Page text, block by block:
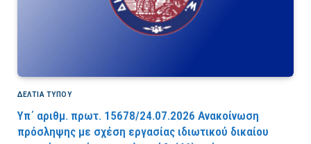
ΔΕΛΤΙΑ ΤΥΠΟΥ
Υπ΄ αριθμ. πρωτ. 15678/24.07.2026 Ανακοίνωση
πρόσληψης με σχέση εργασίας ιδιωτικού δικαίου